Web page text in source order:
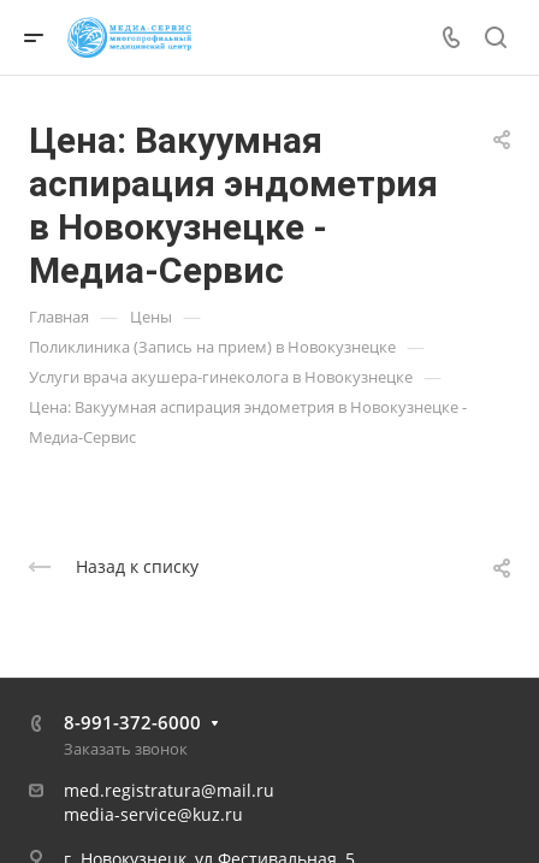
Цена: Вакуумная
аспирация эндометрия
в Новокузнецке -
Медиа-Сервис
Главная — Цены —
Поликлиника (Запись на прием) в Новокузнецке —
Услуги врача акушера-гинеколога в Новокузнецке —
Цена: Вакуумная аспирация эндометрия в Новокузнецке -
Медиа-Сервис
Назад к списку
8-991-372-6000
Заказать звонок
med.registratura@mail.ru
media-service@kuz.ru